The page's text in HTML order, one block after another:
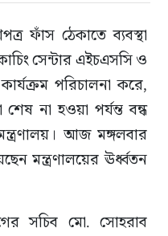
ফাঁস ঠেকাতে ব্যবস্থা
সেন্টার এইচএসসি ও
কার্যক্রম পরিচালনা করে,
না হওয়া পর্যন্ত বন্ধ
মন্ত্রণালয়। আজ মঙ্গলবার
মন্ত্রণালয়ের ঊর্ধ্বতন
সচিব মো. সোহরাব